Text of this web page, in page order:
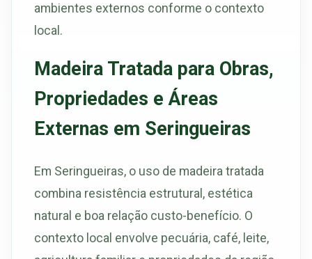
ambientes externos conforme o contexto
local.
Madeira Tratada para Obras,
Propriedades e Áreas
Externas em Seringueiras
Em Seringueiras, o uso de madeira tratada
combina resistência estrutural, estética
natural e boa relação custo-benefício. O
contexto local envolve pecuária, café, leite,